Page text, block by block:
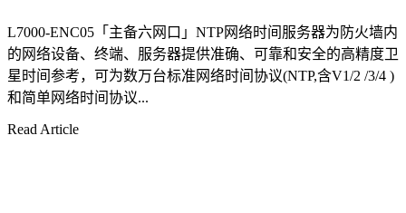
L7000-ENC05「主备六网口」NTP网络时间服务器为防火墙内
的网络设备、终端、服务器提供准确、可靠和安全的高精度卫
星时间参考，可为数万台标准网络时间协议(NTP,含V1/2 /3/4 )
和简单网络时间协议...
Read Article